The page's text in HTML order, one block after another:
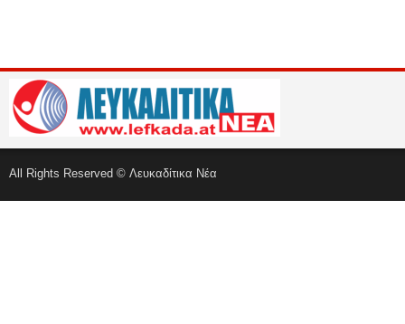
All Rights Reserved © Λευκαδίτικα Νέα